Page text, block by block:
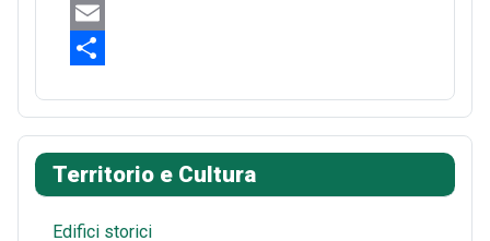
e
b
o
k
n
r
e
s
t
e
d
i
t
W
h
t
s
A
p
E
a
i
l
h
a
r
e
Territorio e Cultura
Edifici storici